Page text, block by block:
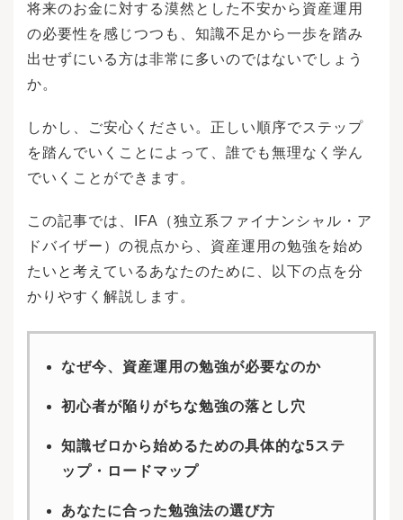
将来のお金に対する漠然とした不安から資産運用
の必要性を感じつつも、知識不足から一歩を踏み
出せずにいる方は非常に多いのではないでしょう
か。
しかし、ご安心ください。正しい順序でステップ
を踏んでいくことによって、誰でも無理なく学ん
でいくことができます。
この記事では、IFA（独立系ファイナンシャル・ア
ドバイザー）の視点から、資産運用の勉強を始め
たいと考えているあなたのために、以下の点を分
かりやすく解説します。
なぜ今、資産運用の勉強が必要なのか
初心者が陥りがちな勉強の落とし穴
知識ゼロから始めるための具体的な5ステ
ップ・ロードマップ
あなたに合った勉強法の選び方